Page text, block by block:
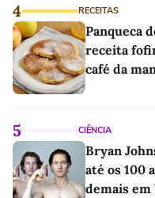
4 RECEITAS
Panqueca
receita
café da
5 CIÊNCIA
Bryan
até os 100
demais em